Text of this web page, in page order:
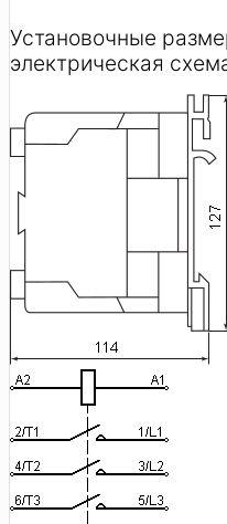
Установочные
электрическая